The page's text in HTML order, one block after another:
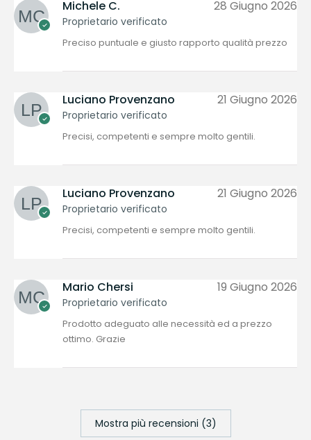
Michele C.
Proprietario verificato
28 Giugno 2026
Preciso puntuale e giusto rapporto qualità prezzo
Luciano Provenzano
Proprietario verificato
21 Giugno 2026
Precisi, competenti e sempre molto gentili.
Luciano Provenzano
Proprietario verificato
21 Giugno 2026
Precisi, competenti e sempre molto gentili.
Mario Chersi
Proprietario verificato
19 Giugno 2026
Prodotto adeguato alle necessità ed a prezzo
ottimo. Grazie
Mostra più recensioni (3)